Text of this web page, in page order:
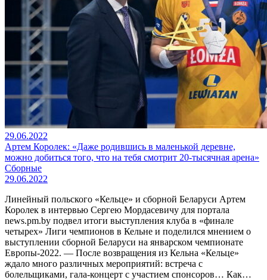
29.06.2022
Артем Королек: «Даже родившись в маленькой деревне,
можно добиться того, что на тебя смотрит 20-тысячная арена»
Сборные
29.06.2022
Линейный польского «Кельце» и сборной Беларуси Артем
Королек в интервью Сергею Мордасевичу для портала
news.pm.by подвел итоги выступления клуба в «финале
четырех» Лиги чемпионов в Кельне и поделился мнением о
выступлении сборной Беларуси на январском чемпионате
Европы-2022. — После возвращения из Кельна «Кельце»
ждало много различных мероприятий: встреча с
болельщиками, гала-концерт с участием спонсоров… Как…